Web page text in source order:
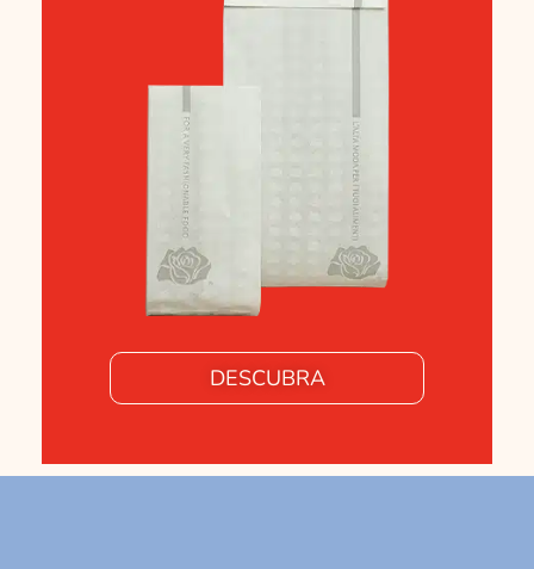
DESCUBRA